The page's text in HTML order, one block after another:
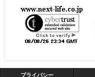
プライバシー